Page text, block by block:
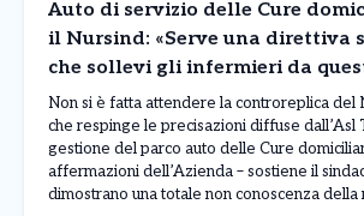
Auto di servizio delle Cure
il Nursind: «Serve una direttiva
che sollevi gli infermieri da
compiti»
Non si è fatta attendere la controreplica del
che respinge le precisazioni diffuse dall’Asl
gestione del parco auto delle Cure
affermazioni dell’Azienda – sostiene il
dimostrano una totale non conoscenza della